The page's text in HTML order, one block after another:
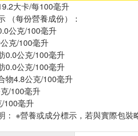
大卡/每100毫升
（每份營養成份）：
公克/100毫升
克/100毫升
0.0公克/100毫升
0.0公克/100毫升
物4.8公克/100毫升
/100毫升
100毫升
： ※營養或成分標示，若與實際包裝